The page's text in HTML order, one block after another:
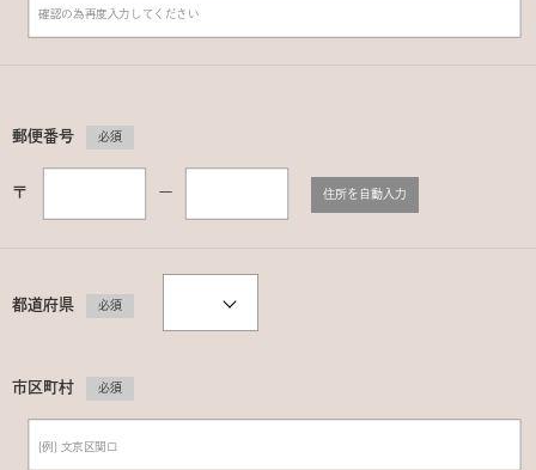
郵便番号 必須
〒 ー 住所を自動入力
都道府県 必須
市区町村 必須